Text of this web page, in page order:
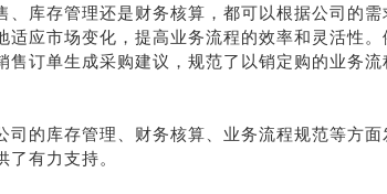
、库存管理还是财务核算，都可以根据公司的需
适应市场变化，提高业务流程的效率和灵活性。
售订单生成采购建议，规范了以销定购的业务流
司的库存管理、财务核算、业务流程规范等方面
有力支持。